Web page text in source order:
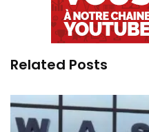
Related Posts